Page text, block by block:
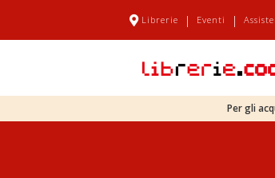
Librerie | Eventi |
Per gli